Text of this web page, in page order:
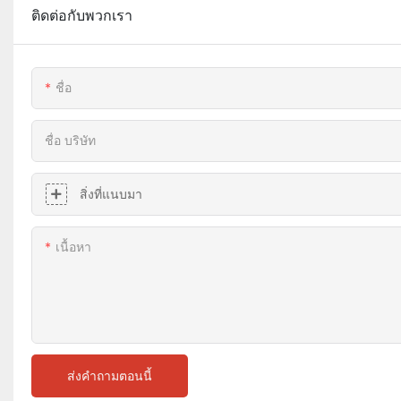
ติดต่อกับพวกเรา
ชื่อ
ชื่อ บริษัท
สิ่งที่แนบมา
เนื้อหา
ส่งคำถามตอนนี้